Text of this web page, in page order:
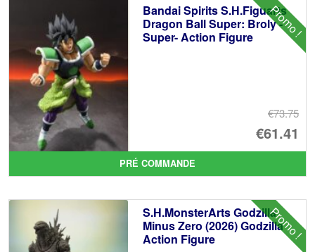
Promo !
Bandai Spirits S.H.Figuarts
Dragon Ball Super: Broly -
Super- Action Figure
€73.75
€61.41
Le
PRÉ COMMANDE
Promo !
S.H.MonsterArts Godzilla
Minus Zero (2026) Godzilla
Action Figure